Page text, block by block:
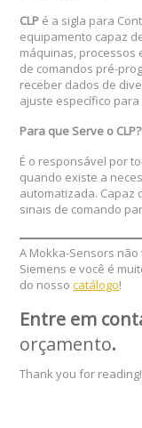
CLP é a sigla para
equipamento capaz
máquinas, processos
de comandos pré-
receber dados de
ajuste específico para
Para que Serve o CLP?
É o responsável por
quando existe a
automatizada. Capaz
sinais de comando
A Mokka-Sensors não
Siemens e você é
do nossocatálogo!
Entre em
orçamento.
Thank you for reading!